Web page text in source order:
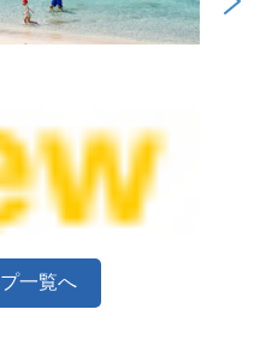
一覧へ